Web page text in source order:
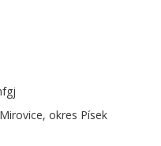
okres Písek